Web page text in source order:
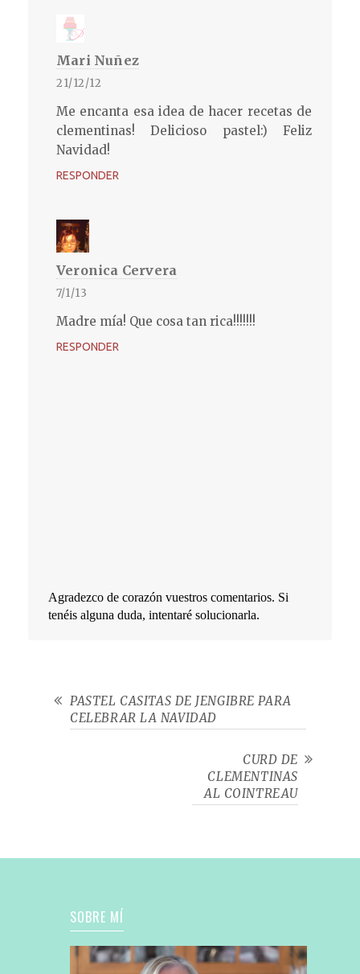
Mari Nuñez
21/12/12
Me encanta esa idea de hacer recetas de
clementinas! Delicioso pastel:) Feliz
Navidad!
RESPONDER
Veronica Cervera
7/1/13
Madre mía! Que cosa tan rica!!!!!!!
RESPONDER
Agradezco de corazón vuestros comentarios. Si
tenéis alguna duda, intentaré solucionarla.
PASTEL CASITAS DE JENGIBRE PARA
CELEBRAR LA NAVIDAD
CURD DE
CLEMENTINAS
AL COINTREAU
SOBRE MÍ